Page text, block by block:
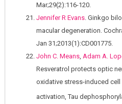
Mar;29(2):116-120.
Jennifer R Evans . Ginkgo
macular degeneration.
Jan 31;2013(1):CD001775.
John C. Means Adam A.
Resveratrol protects optic
oxidative stress-induced
activation, Tau